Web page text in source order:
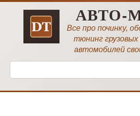
Перейти
АВТО-
Все про починку,
тюнинг грузовых
автомобилей
Поиск: